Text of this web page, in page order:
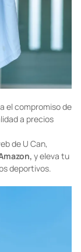
el compromiso de
a precios
de U Can,
y eleva tu
deportivos.